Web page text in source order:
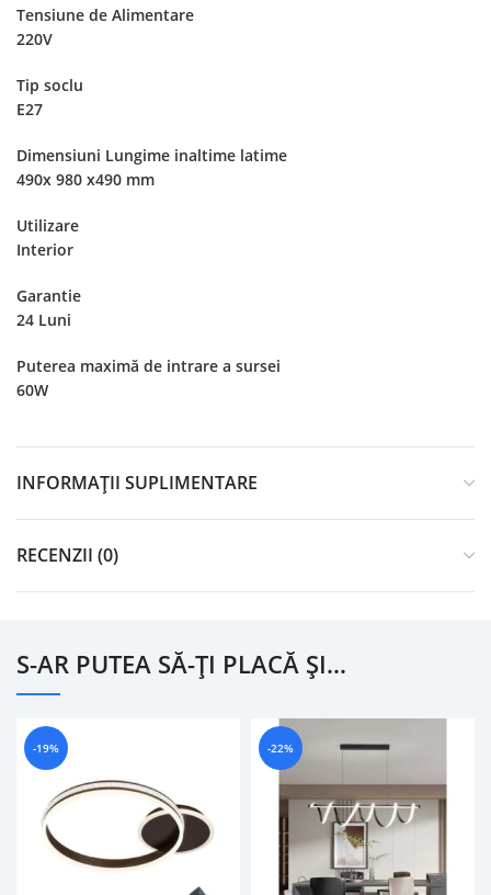
Tensiune de Alimentare
220V
Tip soclu
E27
Dimensiuni Lungime inaltime latime
490x 980 x490 mm
Utilizare
Interior
Garantie
24 Luni
Puterea maximă de intrare a sursei
60W
INFORMAȚII SUPLIMENTARE
RECENZII (0)
S-AR PUTEA SĂ-ȚI PLACĂ ȘI…
-19% -22%